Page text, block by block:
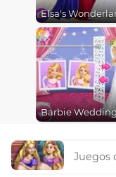
Juegos